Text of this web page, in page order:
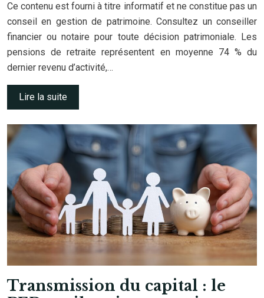
Ce contenu est fourni à titre informatif et ne constitue pas un
conseil en gestion de patrimoine. Consultez un conseiller
financier ou notaire pour toute décision patrimoniale. Les
pensions de retraite représentent en moyenne 74 % du
dernier revenu d’activité,…
Lire la suite
Transmission du capital : le